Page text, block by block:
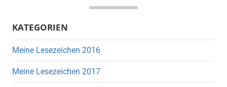
KATEGORIEN
Meine Lesezeichen 2016
Meine Lesezeichen 2017